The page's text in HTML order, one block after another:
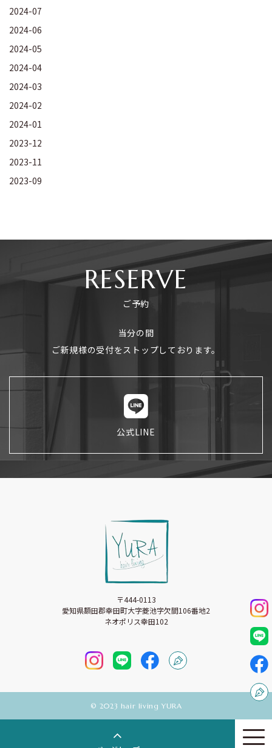
2024-07
2024-06
2024-05
2024-04
2024-03
2024-02
2024-01
2023-12
2023-11
2023-09
RESERVE
ご予約
当分の間
ご新規様の受付をストップしております。
公式LINE
〒444-0113
愛知県額田郡幸田町大字菱池字欠間106番地2
ネオポリス幸田102
©︎ 2023 hair living YURA